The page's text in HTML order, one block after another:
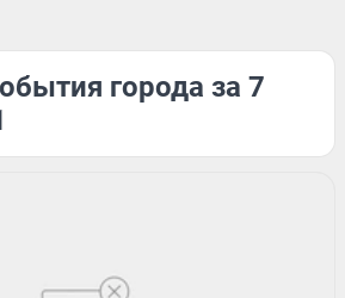
города за 7